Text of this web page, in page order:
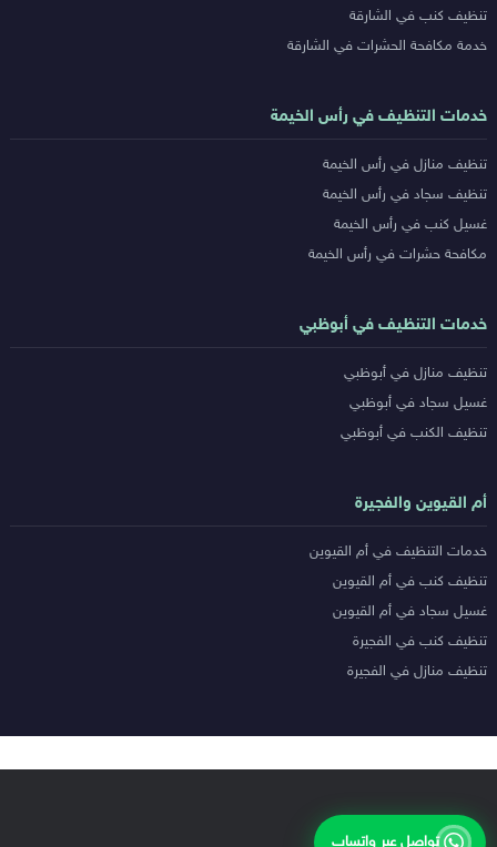
تنظيف كنب في الشارقة
خدمة مكافحة الحشرات في الشارقة
خدمات التنظيف في رأس الخيمة
تنظيف منازل في رأس الخيمة
تنظيف سجاد في رأس الخيمة
غسيل كنب في رأس الخيمة
مكافحة حشرات في رأس الخيمة
خدمات التنظيف في أبوظبي
تنظيف منازل في أبوظبي
غسيل سجاد في أبوظبي
تنظيف الكنب في أبوظبي
أم القيوين والفجيرة
خدمات التنظيف في أم القيوين
تنظيف كنب في أم القيوين
غسيل سجاد في أم القيوين
تنظيف كنب في الفجيرة
تنظيف منازل في الفجيرة
تواصل عبر واتساب